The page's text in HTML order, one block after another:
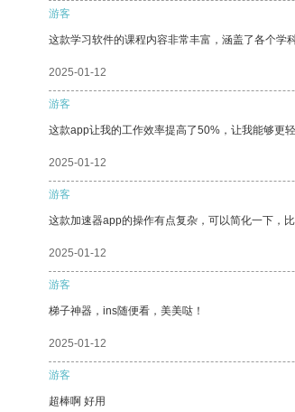
游客
这款学习软件的课程内容非常丰富，涵盖了各个学
2025-01-12
游客
这款app让我的工作效率提高了50%，让我能够更
2025-01-12
游客
这款加速器app的操作有点复杂，可以简化一下，
2025-01-12
游客
梯子神器，ins随便看，美美哒！
2025-01-12
游客
超棒啊 好用